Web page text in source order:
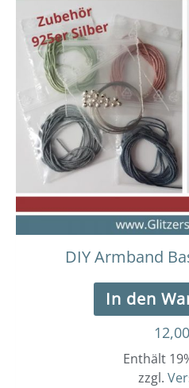
DIY Armband
In den
12,00
Enthält
zzgl.